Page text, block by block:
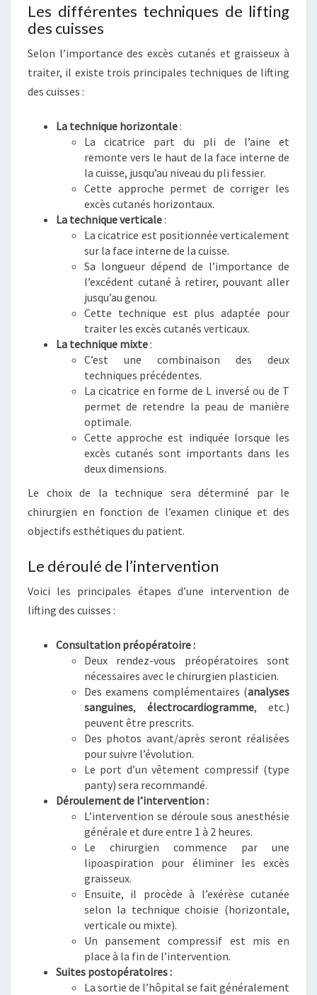
Les différentes techniques de lifting
des cuisses
Selon l’importance des excès cutanés et graisseux à
traiter, il existe trois principales techniques de lifting
des cuisses :
La technique horizontale:
La cicatrice part du pli de l’aine et
remonte vers le haut de la face interne de
la cuisse, jusqu’au niveau du pli fessier.
Cette approche permet de corriger les
excès cutanés horizontaux.
La technique verticale:
La cicatrice est positionnée verticalement
sur la face interne de la cuisse.
Sa longueur dépend de l’importance de
l’excédent cutané à retirer, pouvant aller
jusqu’au genou.
Cette technique est plus adaptée pour
traiter les excès cutanés verticaux.
La technique mixte:
C’est une combinaison des deux
techniques précédentes.
La cicatrice en forme de L inversé ou de T
permet de retendre la peau de manière
optimale.
Cette approche est indiquée lorsque les
excès cutanés sont importants dans les
deux dimensions.
Le choix de la technique sera déterminé par le
chirurgien en fonction de l’examen clinique et des
objectifs esthétiques du patient.
Le déroulé de l’intervention
Voici les principales étapes d’une intervention de
lifting des cuisses :
Consultation préopératoire :
Deux rendez-vous préopératoires sont
nécessaires avec le chirurgien plasticien.
Des examens complémentaires (analyses
sanguines, électrocardiogramme, etc.)
peuvent être prescrits.
Des photos avant/après seront réalisées
pour suivre l’évolution.
Le port d’un vêtement compressif (type
panty) sera recommandé.
Déroulement de l’intervention :
L’intervention se déroule sous anesthésie
générale et dure entre 1 à 2 heures.
Le chirurgien commence par une
lipoaspiration pour éliminer les excès
graisseux.
Ensuite, il procède à l’exérèse cutanée
selon la technique choisie (horizontale,
verticale ou mixte).
Un pansement compressif est mis en
place à la fin de l’intervention.
Suites postopératoires :
La sortie de l’hôpital se fait généralement